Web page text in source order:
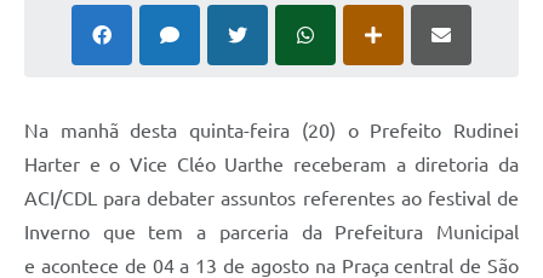
Na manhã desta quinta-feira (20) o Prefeito Rudinei
Harter e o Vice Cléo Uarthe receberam a diretoria da
ACI/CDL para debater assuntos referentes ao festival de
Inverno que tem a parceria da Prefeitura Municipal
e acontece de 04 a 13 de agosto na Praça central de São